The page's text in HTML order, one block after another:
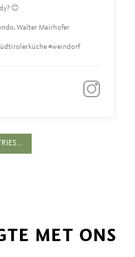
😊
Walter Mairhofer
#weindorf
MET ONS